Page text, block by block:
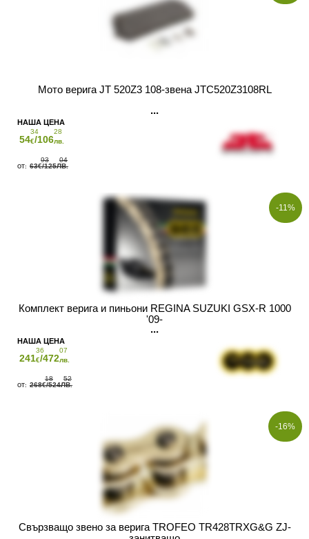
Мото верига JT 520Z3 108-звена JTC520Z3108RL
54
34
€/106
28
лв.
63
93
€/125
04
ЛВ.
-11%
Комплект верига и пиньони REGINA SUZUKI GSX-R 1000
'09-
241
36
€/472
07
лв.
268
18
€/524
52
ЛВ.
-16%
Свързващо звено за верига TROFEO TR428TRXG&G ZJ-